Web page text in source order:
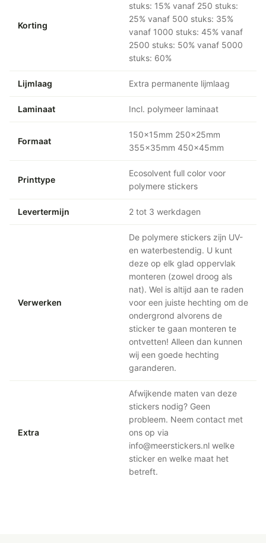
Korting
stuks: 15% vanaf 250 stuks:
25% vanaf 500 stuks: 35%
vanaf 1000 stuks: 45% vanaf
2500 stuks: 50% vanaf 5000
stuks: 60%
Lijmlaag Extra permanente lijmlaag
Laminaat Incl. polymeer laminaat
Formaat
150x15mm 250x25mm
355x35mm 450x45mm
Printtype
Ecosolvent full color voor
polymere stickers
Levertermijn 2 tot 3 werkdagen
Verwerken
De polymere stickers zijn UV-
en waterbestendig. U kunt
deze op elk glad oppervlak
monteren (zowel droog als
nat). Wel is altijd aan te raden
voor een juiste hechting om de
ondergrond alvorens de
sticker te gaan monteren te
ontvetten! Alleen dan kunnen
wij een goede hechting
garanderen.
Extra
Afwijkende maten van deze
stickers nodig? Geen
probleem. Neem contact met
ons op via
info@meerstickers.nl welke
sticker en welke maat het
betreft.